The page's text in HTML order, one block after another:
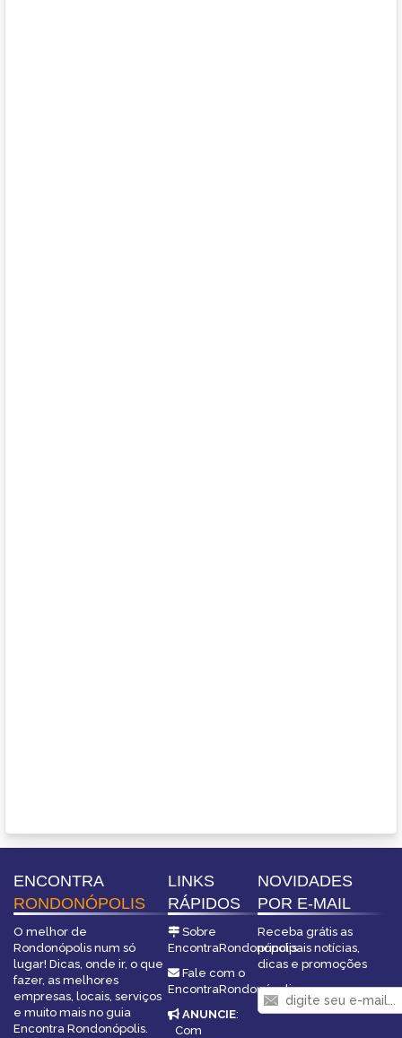
ENCONTRA
RONDONÓPOLIS
O melhor de
Rondonópolis num só
lugar! Dicas, onde ir, o que
fazer, as melhores
empresas, locais, serviços
e muito mais no guia
Encontra Rondonópolis.
LINKS
RÁPIDOS
Sobre
EncontraRondonópolis
Fale com o
EncontraRondonópolis
ANUNCIE:
Com
NOVIDADES
POR E-MAIL
Receba grátis as
principais notícias,
dicas e promoções